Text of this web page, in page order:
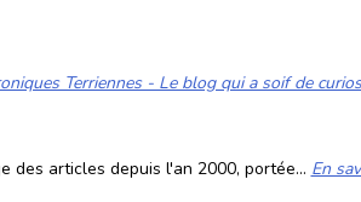
Terriennes - Le blog qui a soif de
articles depuis l'an 2000, portée... En